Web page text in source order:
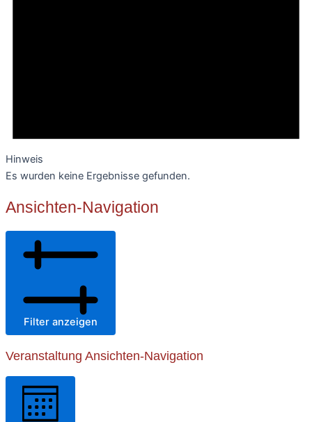
Hinweis
Es wurden keine Ergebnisse gefunden.
Ansichten-Navigation
Filter anzeigen
Veranstaltung Ansichten-Navigation